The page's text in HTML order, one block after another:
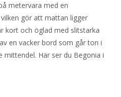
metervara med en
gör att mattan ligger
kort och öglad med slitstarka
en vacker bord som går ton i
Här ser du Begonia i